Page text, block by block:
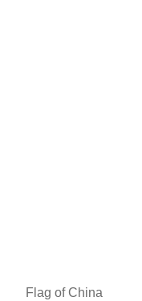
Flag of China